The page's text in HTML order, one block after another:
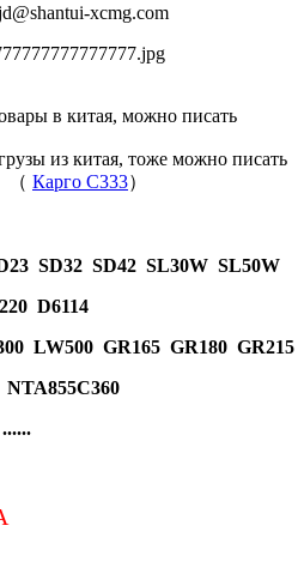
xcmg.com
в китая, можно писать
из китая, тоже можно писать
（ Карго C333）
SD32 SD42 SL30W SL50W
D6114
LW500 GR165 GR180 GR215